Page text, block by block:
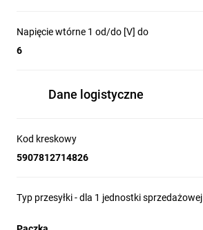
Napięcie wtórne 1 od/do [V] do
6
Dane logistyczne
Kod kreskowy
5907812714826
Typ przesyłki - dla 1 jednostki sprzedażowej